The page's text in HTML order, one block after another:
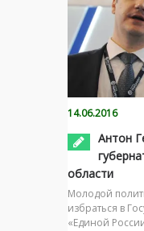
14.06.2016
Антон
области
Молодой
избраться в
«Единой